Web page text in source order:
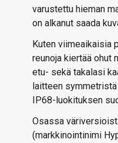
varustettu hieman
on alkanut saada
Kuten viimeaikaisia
reunoja kiertää ohut
etu- sekä takalasi
laitteen
IP68-luokituksen
Osassa
(markkinointinimi